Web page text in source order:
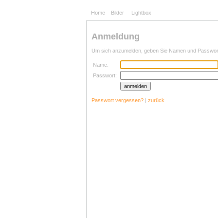
Home Bilder Lightbox
Anmeldung
Um sich anzumelden, geben Sie Namen und
Name:
Passwort:
Passwort vergessen? | zurück